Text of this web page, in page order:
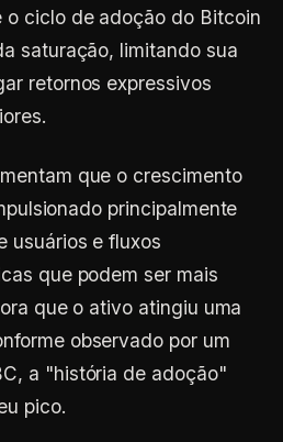
o ciclo de adoção do Bitcoin
saturação, limitando sua
retornos expressivos
que o crescimento
principalmente
usuários e fluxos
que podem ser mais
que o ativo atingiu uma
observado por um
a "história de adoção"
pico.